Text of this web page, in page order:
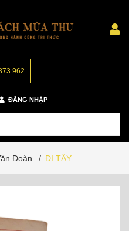
962
ĐĂNG NHẬP
Đoàn / ĐI TÂY